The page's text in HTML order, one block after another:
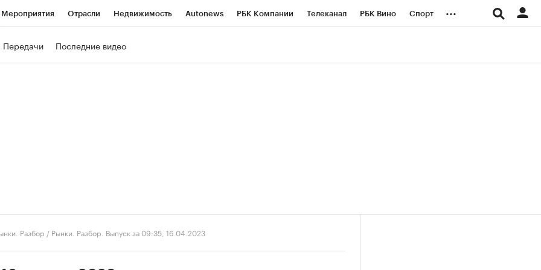
Мероприятия Отрасли Недвижимость Autonews РБК Компании Телеканал РБК Вино Спорт ...
Передачи Последние видео
Разбор / Рынки. Разбор. Выпуск за 09:35, 16.04.2023